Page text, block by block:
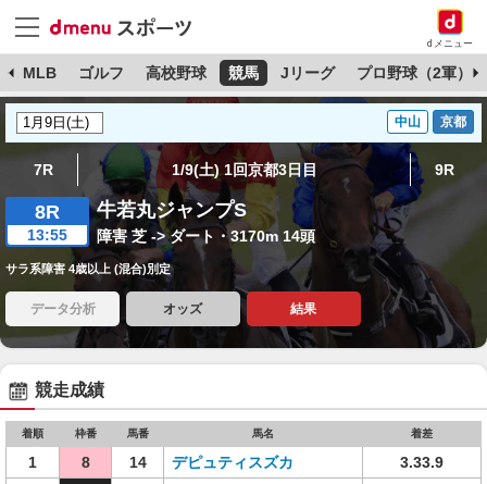
dメニュー
MLB ゴルフ 高校野球 競馬 Jリーグ プロ野球（2軍）
中山 京都
7R 1/9(土) 1回京都3日目 9R
8R
13:55
牛若丸ジャンプS
障害 芝 -> ダート・3170m 14頭
サラ系障害 4歳以上 (混合)別定
データ分析 オッズ 結果
競走成績
着順 枠番 馬番 馬名 着差
1 8 14 デピュティスズカ
3.33.9